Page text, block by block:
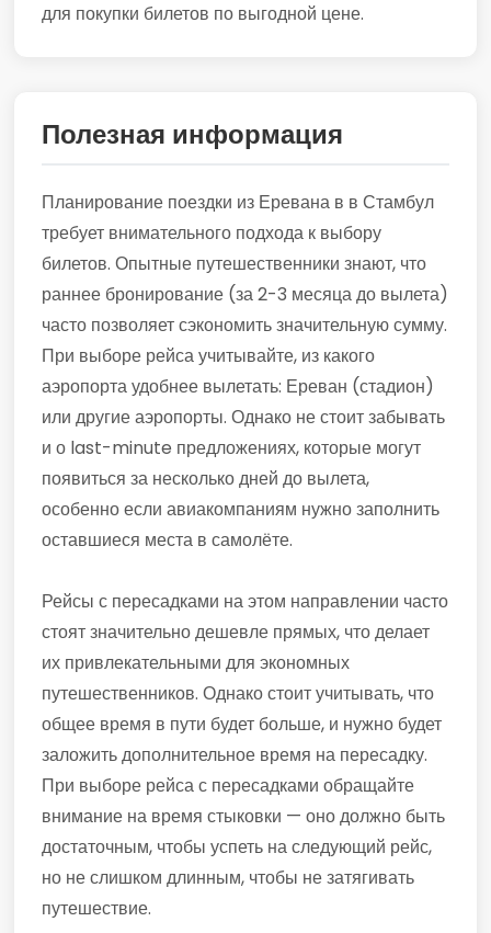
для покупки билетов по выгодной цене.
Полезная информация
Планирование поездки из Еревана в в Стамбул
требует внимательного подхода к выбору
билетов. Опытные путешественники знают, что
раннее бронирование (за 2-3 месяца до вылета)
часто позволяет сэкономить значительную сумму.
При выборе рейса учитывайте, из какого
аэропорта удобнее вылетать: Ереван (стадион)
или другие аэропорты. Однако не стоит забывать
и о last-minute предложениях, которые могут
появиться за несколько дней до вылета,
особенно если авиакомпаниям нужно заполнить
оставшиеся места в самолёте.
Рейсы с пересадками на этом направлении часто
стоят значительно дешевле прямых, что делает
их привлекательными для экономных
путешественников. Однако стоит учитывать, что
общее время в пути будет больше, и нужно будет
заложить дополнительное время на пересадку.
При выборе рейса с пересадками обращайте
внимание на время стыковки — оно должно быть
достаточным, чтобы успеть на следующий рейс,
но не слишком длинным, чтобы не затягивать
путешествие.